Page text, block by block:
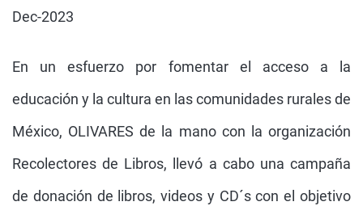
Dec-2023
En un esfuerzo por fomentar el acceso a la
educación y la cultura en las comunidades rurales de
México, OLIVARES de la mano con la organización
Recolectores de Libros, llevó a cabo una campaña
de donación de libros, videos y CD´s con el objetivo